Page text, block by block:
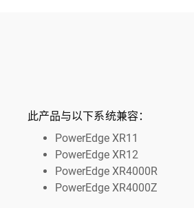
此产品与以下系统兼容：
PowerEdge XR11
PowerEdge XR12
PowerEdge XR4000R
PowerEdge XR4000Z